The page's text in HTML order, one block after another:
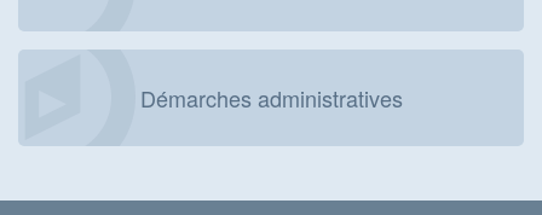
Démarches administratives